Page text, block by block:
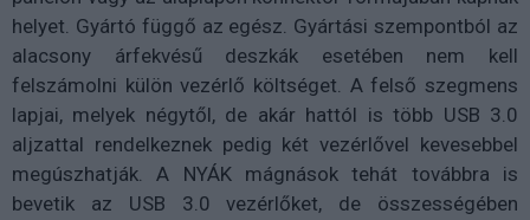
helyet. Gyártó függő az egész. Gyártási szempontból az
alacsony árfekvésű deszkák esetében nem kell
felszámolni külön vezérlő költséget. A felső szegmens
lapjai, melyek négytől, de akár hattól is több USB 3.0
aljzattal rendelkeznek pedig két vezérlővel kevesebbel
megúszhatják. A NYÁK mágnások tehát továbbra is
bevetik az USB 3.0 vezérlőket, de összességében